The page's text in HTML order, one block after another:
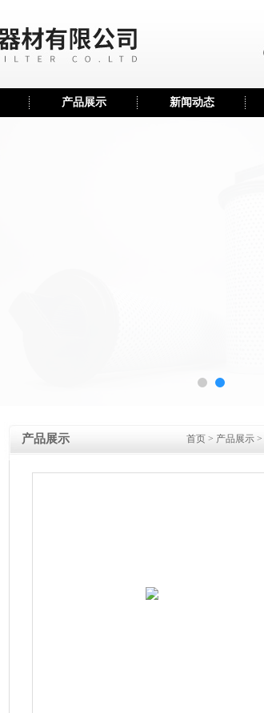
产品展示 新闻动态
产品展示 首页 > 产品展示 >